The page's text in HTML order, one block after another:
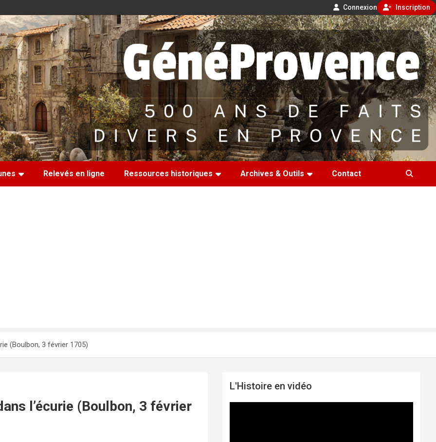
Connexion Inscription
Relevés en ligne Ressources historiques Archives & Outils Contact
(Boulbon, 3 février 1705)
l’écurie (Boulbon, 3 février
L'Histoire en vidéo